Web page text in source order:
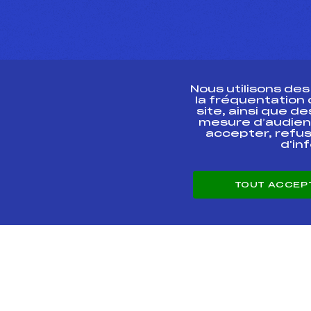
ESPACE PRESSE
Nous utilisons
la fréquentation
site, ainsi que
mesure
accepter,
TOUT